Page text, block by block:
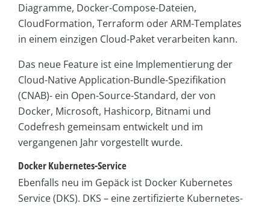
Diagramme, Docker-Compose-Dateien,
CloudFormation, Terraform oder ARM-Templates
in einem einzigen Cloud-Paket verarbeiten kann.
Das neue Feature ist eine Implementierung der
Cloud-Native Application-Bundle-Spezifikation
(CNAB)- ein Open-Source-Standard, der von
Docker, Microsoft, Hashicorp, Bitnami und
Codefresh gemeinsam entwickelt und im
vergangenen Jahr vorgestellt wurde.
Docker Kubernetes-Service
Ebenfalls neu im Gepäck ist Docker Kubernetes
Service (DKS). DKS – eine zertifizierte Kubernetes-